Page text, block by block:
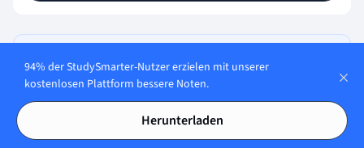
Teste dein Wissen mit Multiple-
Choice-Karteikarten
94% der StudySmarter-Nutzer erzielen mit unserer
kostenlosen Plattform bessere Noten.
Herunterladen